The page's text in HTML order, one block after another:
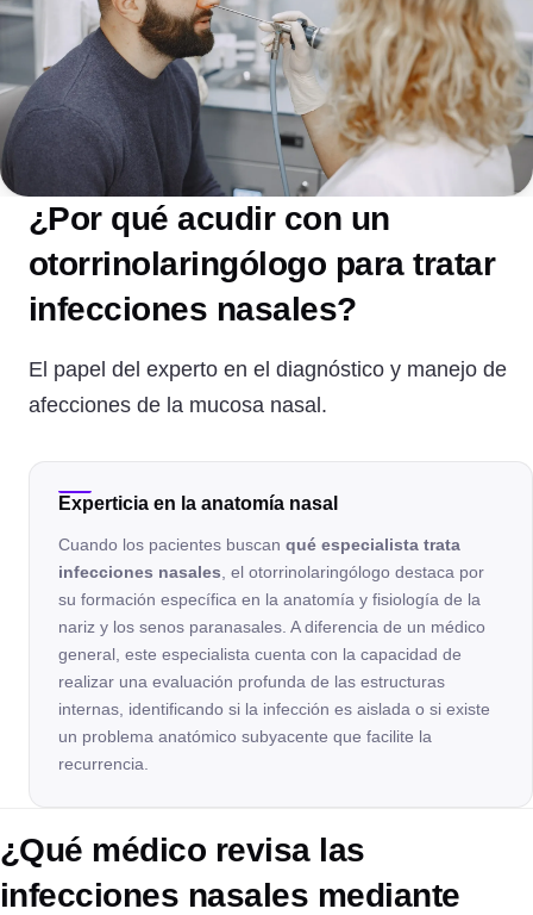
¿Por qué acudir con un
otorrinolaringólogo para tratar
infecciones nasales?
El papel del experto en el diagnóstico y manejo de
afecciones de la mucosa nasal.
Experticia en la anatomía nasal
Cuando los pacientes buscan qué especialista trata
infecciones nasales , el otorrinolaringólogo destaca por
su formación específica en la anatomía y fisiología de la
nariz y los senos paranasales. A diferencia de un médico
general, este especialista cuenta con la capacidad de
realizar una evaluación profunda de las estructuras
internas, identificando si la infección es aislada o si existe
un problema anatómico subyacente que facilite la
recurrencia.
¿Qué médico revisa las
infecciones nasales mediante